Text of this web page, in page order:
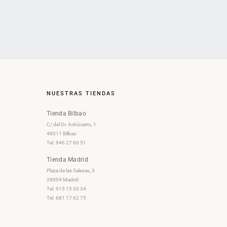
NUESTRAS TIENDAS
Tienda Bilbao
C/ del Dr. Achúcarro, 1
48011 Bilbao
Tel. 946 27 60 51
Tienda Madrid
Plaza de las Salesas, 3
28004 Madrid
Tel. 915 15 00 34
Tel. 681 17 62 75